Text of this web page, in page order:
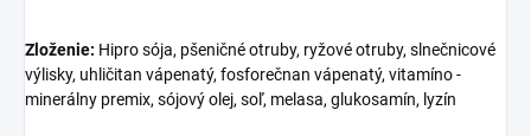
Zloženie: Hipro sója, pšeničné otruby, ryžové otruby, slnečnicové
výlisky, uhličitan vápenatý, fosforečnan vápenatý, vitamíno -
minerálny premix, sójový olej, soľ, melasa, glukosamín, lyzín